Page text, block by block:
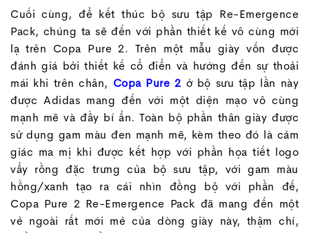
Cuối cùng, để kết thúc bộ sưu tập Re-Emergence
Pack, chúng ta sẽ đến với phần thiết kế vô cùng mới
lạ trên Copa Pure 2. Trên một mẫu giày vốn được
đánh giá bởi thiết kế cổ điển và hướng đến sự thoải
mái khi trên chân, Copa Pure 2 ở bộ sưu tập lần này
được Adidas mang đến với một diện mạo vô cùng
mạnh mẽ và đầy bí ẩn. Toàn bộ phần thân giày được
sử dụng gam màu đen mạnh mẽ, kèm theo đó là cảm
giác ma mị khi được kết hợp với phần họa tiết logo
vẩy rồng đặc trưng của bộ sưu tập, với gam màu
hồng/xanh tạo ra cái nhìn đồng bộ với phần đế,
Copa Pure 2 Re-Emergence Pack đã mang đến một
vẻ ngoài rất mới mẻ của dòng giày này, thậm chí,